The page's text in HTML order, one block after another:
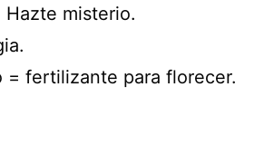
misterio.
= fertilizante para florecer.